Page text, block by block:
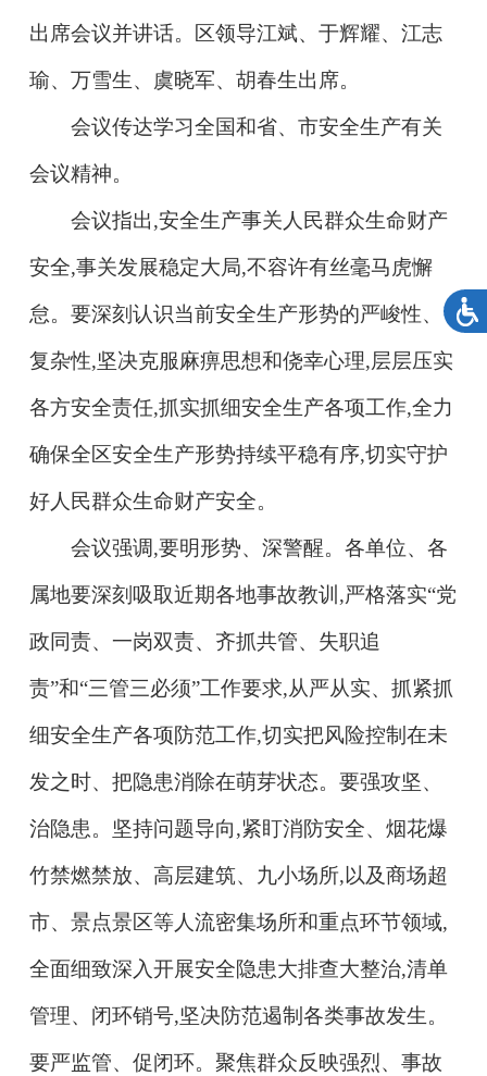
出席会议并讲话。区领导江斌、于辉耀、江志
瑜、万雪生、虞晓军、胡春生出席。
会议传达学习全国和省、市安全生产有关
会议精神。
会议指出,安全生产事关人民群众生命财产
安全,事关发展稳定大局,不容许有丝毫马虎懈
怠。要深刻认识当前安全生产形势的严峻性、
复杂性,坚决克服麻痹思想和侥幸心理,层层压实
各方安全责任,抓实抓细安全生产各项工作,全力
确保全区安全生产形势持续平稳有序,切实守护
好人民群众生命财产安全。
会议强调,要明形势、深警醒。各单位、各
属地要深刻吸取近期各地事故教训,严格落实“党
政同责、一岗双责、齐抓共管、失职追
责”和“三管三必须”工作要求,从严从实、抓紧抓
细安全生产各项防范工作,切实把风险控制在未
发之时、把隐患消除在萌芽状态。 要强攻坚、
治隐患。 坚持问题导向,紧盯消防安全、烟花爆
竹禁燃禁放、高层建筑、九小场所,以及商场超
市、景点景区等人流密集场所和重点环节领域,
全面细致深入开展安全隐患大排查大整治,清单
管理、闭环销号,坚决防范遏制各类事故发生。
要严监管、促闭环。 聚焦群众反映强烈、事故